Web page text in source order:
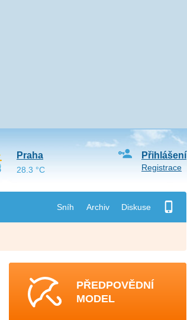
Sníh Archiv Diskuse
Přihlášení
Registrace
Praha
28.3 °C
PŘEDPOVĚDNÍ
MODEL